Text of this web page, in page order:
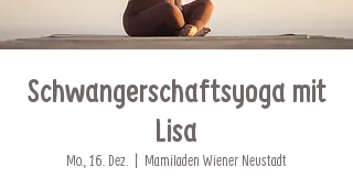
Schwangerschaftsyoga mit
Lisa
Mo., 16. Dez.
  |
Mamiladen Wiener Neustadt